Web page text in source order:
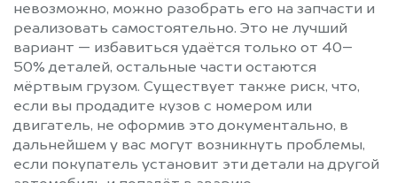
невозможно, можно разобрать его на запчасти и
реализовать самостоятельно. Это не лучший
вариант — избавиться удаётся только от 40–
50% деталей, остальные части остаются
мёртвым грузом. Существует также риск, что,
если вы продадите кузов с номером или
двигатель, не оформив это документально, в
дальнейшем у вас могут возникнуть проблемы,
если покупатель установит эти детали на другой